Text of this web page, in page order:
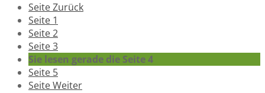
SeiteZurück
Seite 1
Seite2
Seite3
Sie lesen gerade die Seite4
Seite 5
SeiteWeiter